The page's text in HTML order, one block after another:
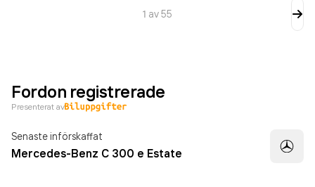
1 av55
Fordon registrerade
Presenterat av
Senaste införskaffat
Mercedes-Benz C 300 e Estate